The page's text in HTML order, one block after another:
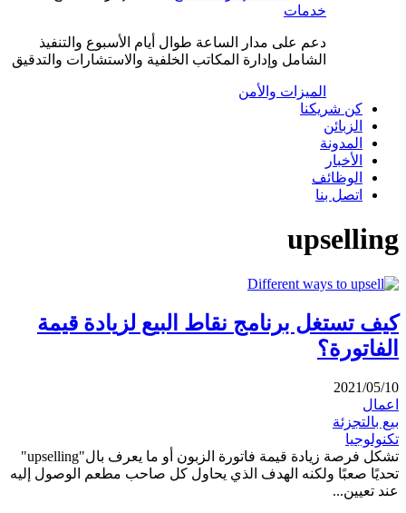
خدمات
دعم على مدار الساعة طوال أيام الأسبوع والتنفيذ
الشامل وإدارة المكاتب الخلفية والاستشارات والتدقيق
الميزات والأمن
كن شريكنا
الزبائن
المدونة
الأخبار
الوظائف
اتصل بنا
upselling
كيف تستغل برنامج نقاط البيع لزيادة قيمة
الفاتورة؟
2021/05/10
اعمال
بيع بالتجزئة
تكنولوجيا
تشكل فرصة زيادة قيمة فاتورة الزبون أو ما يعرف بال"upselling"
تحديًا صعبًا ولكنه الهدف الذي يحاول كل صاحب مطعم الوصول إليه
عند تعيين...